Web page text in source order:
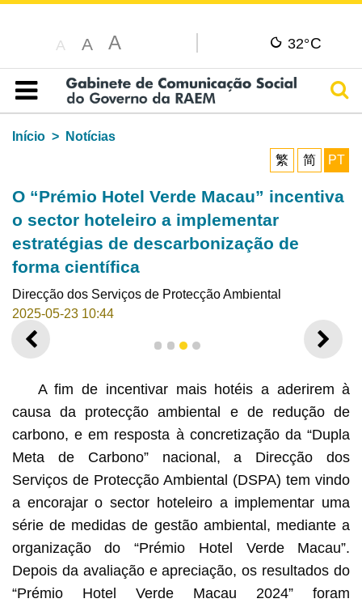
A A A 32°C
Índice
Início
Notícias
繁
简 PT
O “Prémio Hotel Verde Macau” incentiva
o sector hoteleiro a implementar
estratégias de descarbonização de
forma científica
Direcção dos Serviços de Protecção Ambiental
2025-05-23 10:44
ANTERIOR 1 2 3 4
A fim de incentivar mais hotéis a aderirem à
causa da protecção ambiental e de redução de
carbono, e em resposta à concretização da “Dupla
Meta de Carbono” nacional, a Direcção dos
Serviços de Protecção Ambiental (DSPA) tem vindo
a encorajar o sector hoteleiro a implementar uma
série de medidas de gestão ambiental, mediante a
organização do “Prémio Hotel Verde Macau”.
Depois da avaliação e apreciação, os resultados do
“Prémio Hotel Verde Macau 2024” foram